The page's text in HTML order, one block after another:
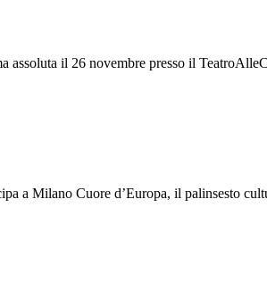
assoluta il 26 novembre presso il
a Milano Cuore d’Europa, il palinsesto